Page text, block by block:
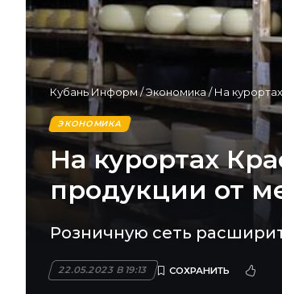
Кубань Информ/Экономика/На
ЭКОНОМИКА
На курортах
продукции от
Розничную сеть
22.05.2023 В 19:13